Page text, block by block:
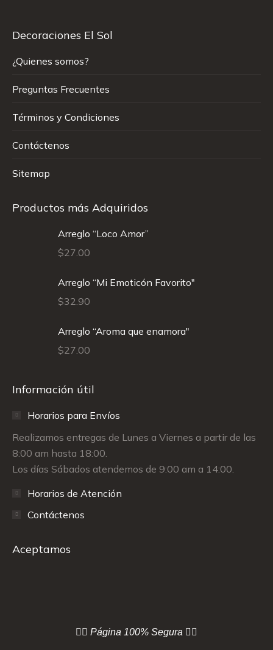
Decoraciones El Sol
¿Quienes somos?
Preguntas Frecuentes
Términos y Condiciones
Contáctenos
Sitemap
Productos más Adquiridos
Arreglo “Loco Amor”
$27.00
Arreglo “Mi Emoticón Favorito"
$32.90
Arreglo “Aroma que enamora"
$27.00
Información útil
Horarios para Envíos
Realizamos entregas de Lunes a Viernes a partir de las
8:00 am hasta 18:00.
Los días Sábados atendemos de 9:00 am a 14:00.
Horarios de Atención
Contáctenos
Aceptamos
👇🏻 Página 100% Segura 👇🏻